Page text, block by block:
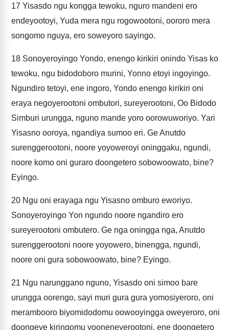
17 Yisasdo ngu kongga tewoku, nguro mandeni ero
endeyootoyi, Yuda mera ngu rogowootoni, oororo mera
songomo nguya, ero soweyoro sayingo.
18 Sonoyeroyingo Yondo, enengo kirikiri onindo Yisas ko
tewoku, ngu bidodoboro murini, Yonno etoyi ingoyingo.
Ngundiro tetoyi, ene ingoro, Yondo enengo kirikiri oni
eraya negoyerootoni ombutori, sureyerootoni, Oo Bidodo
Simburi urungga, nguno mande yoro oorowuworiyo. Yari
Yisasno ooroya, ngandiya sumoo eri. Ge Anutdo
surenggerootoni, noore yoyoweroyi oninggaku, ngundi,
noore komo oni guraro doongetero sobowoowato, bine?
Eyingo.
20 Ngu oni erayaga ngu Yisasno omburo eworiyo.
Sonoyeroyingo Yon ngundo noore ngandiro ero
sureyerootoni ombutero. Ge nga oningga nga, Anutdo
surenggerootoni noore yoyowero, binengga, ngundi,
noore oni gura sobowoowato, bine? Eyingo.
21 Ngu narunggano nguno, Yisasdo oni simoo bare
urungga oorengo, sayi muri gura gura yomosiyeroro, oni
merambooro biyomidodomu oowooyingga oweyeroro, oni
doongeye kiringomu yooneneyerootoni, ene doongetero